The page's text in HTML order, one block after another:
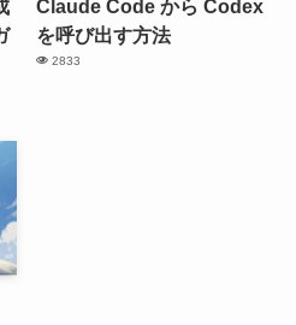
Claude Code から Codex
を呼び出す方法
2833